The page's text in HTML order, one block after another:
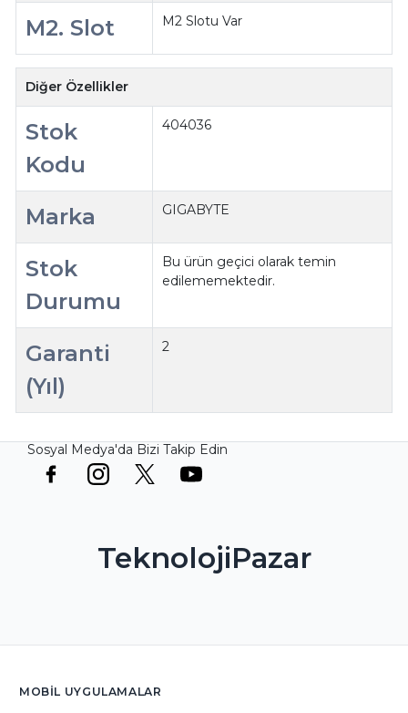
M2. Slot M2 Slotu Var
Diğer Özellikler
Stok
Kodu
404036
Marka GIGABYTE
Stok
Durumu
Bu ürün geçici olarak temin
edilememektedir.
Garanti
(Yıl)
2
Sosyal Medya'da Bizi Takip Edin
TeknolojiPazar
MOBIL UYGULAMALAR